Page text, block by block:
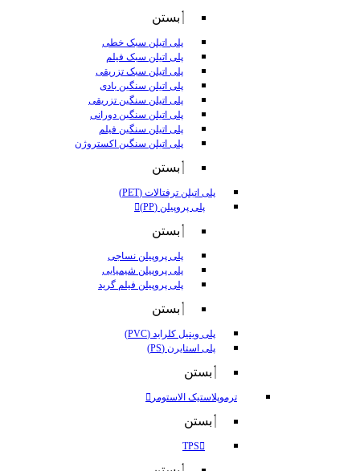
بستن
پلی اتیلن سبک خطی
پلی اتیلن سبک فیلم
پلی اتیلن سبک تزریقی
پلی اتیلن سنگین بادی
پلی اتیلن سنگین تزریقی
پلی اتیلن سنگین دورانی
پلی اتیلن سنگین فیلم
پلی اتیلن سنگین اکستروژن
بستن
پلی اتیلن ترفتالات (PET)
پلی پروپیلن (PP)
بستن
پلی پروپیلن نساجی
پلی پروپیلن شیمیایی
پلی پروپیلن فیلم گرید
بستن
پلی وینیل کلراید (PVC)
پلی استایرن (PS)
بستن
ترموپلاستیک الاستومر
بستن
TPS